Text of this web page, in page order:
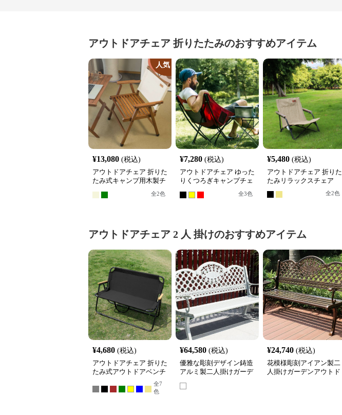
アウトドアチェア 折りたたみのおすすめアイテム
人気
¥13,080 (税込)
アウトドアチェア 折りた
たみ式キャンプ用木製チ
全2色
¥7,280 (税込)
アウトドアチェア ゆった
りくつろぎキャンプチェ
全3色
¥5,480 (税込)
アウトドアチェア 折りた
たみリラックスチェア
全2色
アウトドアチェア 2 人 掛けのおすすめアイテム
¥4,680 (税込)
アウトドアチェア 折りた
たみ式アウトドアベンチ
全7
色
¥64,580 (税込)
優雅な彫刻デザイン鋳造
アルミ製二人掛けガーデ
チ
¥24,740 (税込)
花模様彫刻アイアン製二
人掛けガーデンアウトド